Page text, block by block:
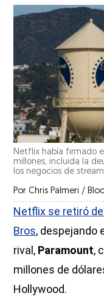
Netflix había firmado
millones, incluida la
los negocios de
Por Chris Palmeri /
Netflix se retiró
Bros, despejando
rival, Paramount,
millones de
Hollywood.